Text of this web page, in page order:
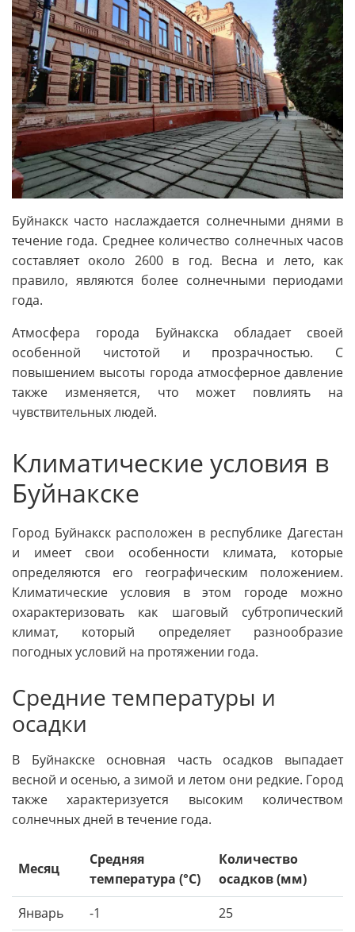
Буйнакск часто наслаждается солнечными днями в
течение года. Среднее количество солнечных часов
составляет около 2600 в год. Весна и лето, как
правило, являются более солнечными периодами
года.
Атмосфера города Буйнакска обладает своей
особенной чистотой и прозрачностью. С
повышением высоты города атмосферное давление
также изменяется, что может повлиять на
чувствительных людей.
Климатические условия в
Буйнакске
Город Буйнакск расположен в республике Дагестан
и имеет свои особенности климата, которые
определяются его географическим положением.
Климатические условия в этом городе можно
охарактеризовать как шаговый субтропический
климат, который определяет разнообразие
погодных условий на протяжении года.
Средние температуры и
осадки
В Буйнакске основная часть осадков выпадает
весной и осенью, а зимой и летом они редкие. Город
также характеризуется высоким количеством
солнечных дней в течение года.
Месяц
Средняя
температура (°C)
Количество
осадков (мм)
Январь
-1
25